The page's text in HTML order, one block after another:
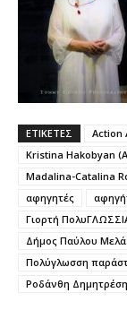
ΕΤΙΚΕΤΕΣ Action
Kristina Hakobyan
Madalina-Catalina
αφηγητές
Γιορτή
Δήμος Παύλου Μελά
Πολύγλωσση
Ροδάνθη Δημητρέση